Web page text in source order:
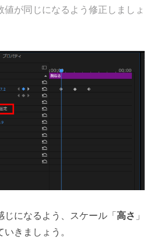
値が同じになるよう修正しましょ
じになるよう、スケール「高さ 」
きましょう。